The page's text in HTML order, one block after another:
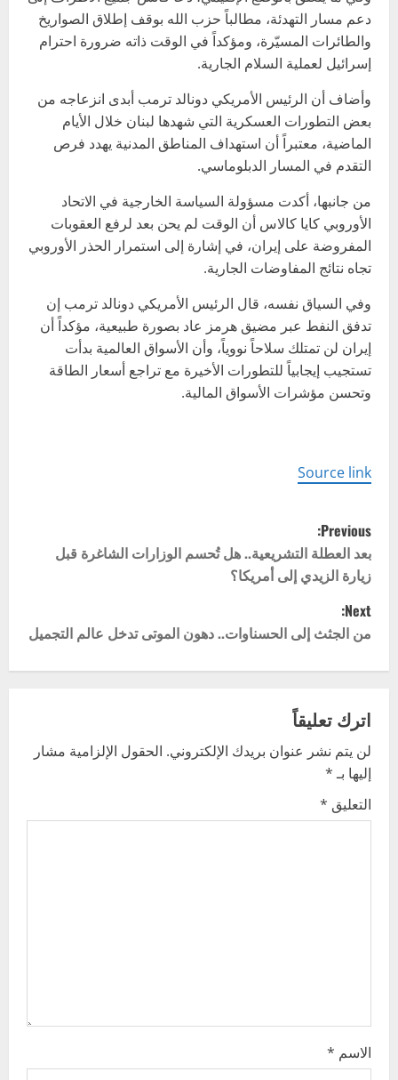
دعم مسار التهدئة، مطالباً حزب الله بوقف إطلاق الصواريخ
والطائرات المسيّرة، ومؤكداً في الوقت ذاته ضرورة احترام
إسرائيل لعملية السلام الجارية.
وأضاف أن الرئيس الأمريكي دونالد ترمب أبدى انزعاجه من
بعض التطورات العسكرية التي شهدها لبنان خلال الأيام
الماضية، معتبراً أن استهداف المناطق المدنية يهدد فرص
التقدم في المسار الدبلوماسي.
من جانبها، أكدت مسؤولة السياسة الخارجية في الاتحاد
الأوروبي كايا كالاس أن الوقت لم يحن بعد لرفع العقوبات
المفروضة على إيران، في إشارة إلى استمرار الحذر الأوروبي
تجاه نتائج المفاوضات الجارية.
وفي السياق نفسه، قال الرئيس الأمريكي دونالد ترمب إن
تدفق النفط عبر مضيق هرمز عاد بصورة طبيعية، مؤكداً أن
إيران لن تمتلك سلاحاً نووياً، وأن الأسواق العالمية بدأت
تستجيب إيجابياً للتطورات الأخيرة مع تراجع أسعار الطاقة
وتحسن مؤشرات الأسواق المالية.
Source link
P
o
s
t
n
a
v
i
g
Previous:
بعد العطلة التشريعية.. هل تُحسم الوزارات الشاغرة قبل
زيارة الزيدي إلى أمريكا؟
Next:
من الجثث إلى الحسناوات.. دهون الموتى تدخل عالم التجميل
اترك تعليقاً
لن يتم نشر عنوان بريدك الإلكتروني. الحقول الإلزامية مشار
إليها بـ*
التعليق *
الاسم *